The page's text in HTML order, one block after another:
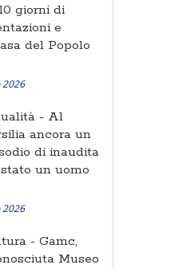
giorni di
e
del Popolo
2026
- Al
ancora un
di inaudita
un uomo
2026
- Gamc,
Museo